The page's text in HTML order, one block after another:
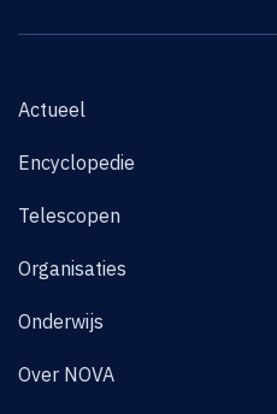
Actueel
Encyclopedie
Telescopen
Organisaties
Onderwijs
Over NOVA